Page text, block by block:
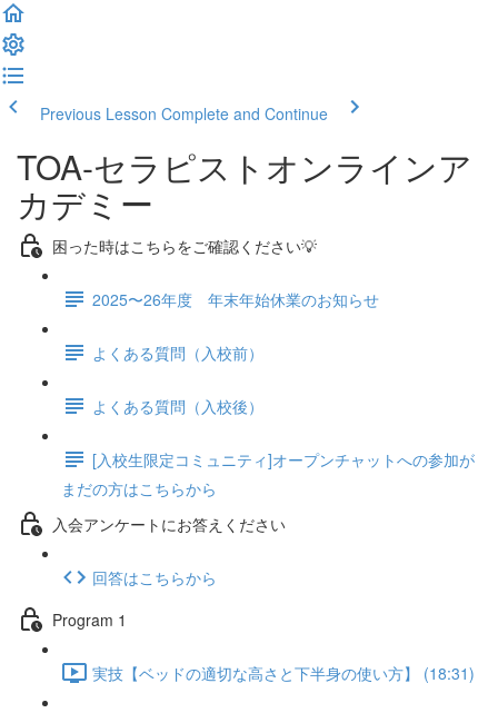
Previous Lesson Complete and Continue
TOA-セラピストオンラインア
カデミー
困った時はこちらをご確認ください💡
2025〜26年度 年末年始休業のお知らせ
よくある質問（入校前）
よくある質問（入校後）
[入校生限定コミュニティ]オープンチャットへの参加が
まだの方はこちらから
入会アンケートにお答えください
回答はこちらから
Program 1
実技【ベッドの適切な高さと下半身の使い方】 (18:31)